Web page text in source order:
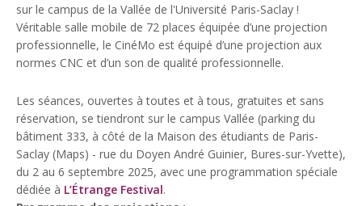
sur le campus de la Vallée de l'Université Paris-Saclay !
Véritable salle mobile de 72 places équipée d’une projection
professionnelle, le CinéMo est équipé d’une projection aux
normes CNC et d’un son de qualité professionnelle.
Les séances, ouvertes à toutes et à tous, gratuites et sans
réservation, se tiendront sur le campus Vallée (parking du
bâtiment 333, à côté de la Maison des étudiants de Paris-
Saclay (Maps) - rue du Doyen André Guinier, Bures-sur-Yvette),
du 2 au 6 septembre 2025, avec une programmation spéciale
dédiée à L’Étrange Festival.